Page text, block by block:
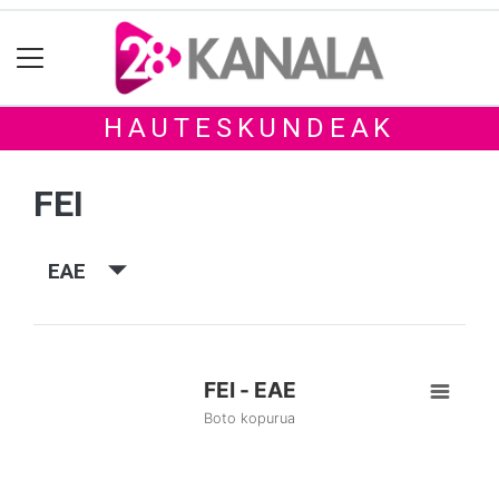
HAUTESKUNDEAK
FEI
EAE
FEI - EAE
Boto kopurua